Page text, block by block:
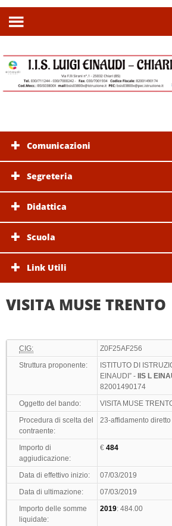
Comunicazioni
Segreteria
Didattica
Scuola
Link Utili
VISITA MUSE TRENTO
CIG:
Z0F25AF256
Struttura proponente:
ISTITUTO DI
EINAUDI” -
IIS L
82001490174
Oggetto del bando:
VISITA MUSE
Procedura di scelta del
contraente:
23-affidamento diretto
Importo di
aggiudicazione:
€484
Data di effettivo inizio:
07/03/2019
Data di ultimazione:
07/03/2019
Importo delle somme
liquidate:
2019: 484.00